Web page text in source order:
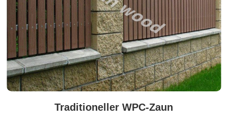
Traditioneller WPC-Zaun